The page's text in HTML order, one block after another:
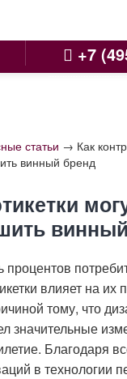
+7
статьи → Как
винный бренд
процентов
влияет на их
тому, что
значительные
Благодаря
в технологии